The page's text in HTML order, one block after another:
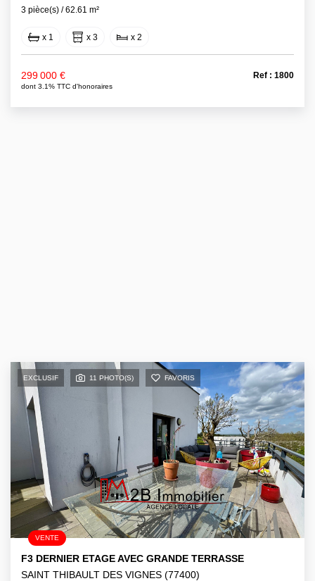
3 pièce(s) / 62.61 m²
x 1 x 3 x 2
299 000 €
dont 3.1% TTC d'honoraires
Ref : 1800
EXCLUSIF 11 PHOTO(S) FAVORIS
VENTE
F3 DERNIER ETAGE AVEC GRANDE TERRASSE
SAINT THIBAULT DES VIGNES (77400)